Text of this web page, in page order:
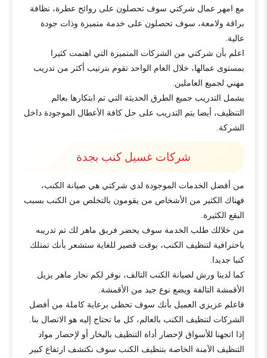
مع امهر عمال شركتي سوف تحصلون على روائح عطرة، نظافة
براقة ولامعة، سوف تحصلون على خدمة متميزة وذات جودة
عالية.
اعلم بأن شركتي من الشركات المتميزة التي اهتمت كثيرا
بمستوى عمالها، خلال العام الواحد تقوم بترتيب أكثر من تدريب
مهني لجميع العاملين.
يشمل التدريب جميع الطرق الحديثة التي تم ابتكارها بعالم
التنظيف، أيضا يتم التدريب على حل كافة الأعطال الموجودة داخل
الشركة.
شركات غسيل كنب بجدة
من أفضل الخدمات الموجودة لدي شركتي هي صيانة الكنب،
فهناك الكثير من الأشخاص من يقومون بالتخلص من الكنب بسبب
البقع الكثيرة.
من خلالك طلب الخدمة سوف يحضر فريق ماهر لك تم تدريبه
باحترافية لتنظيف الكنب، بوقت قصير للغاية ستشعر بأنك تمتلك
كنبا جديدا.
كما لدينا ورش لصيانة الكنب التالف، نوفر لكم نجار ماهر يزيل
الأقمشة التالفة ويضع نوع جيد من الأقمشة.
فاعلم عزيزي العميل بأنك سوف تحظى برعاية كاملة من أفضل
الشركات لتنظيف الكنب بالعالم، كل ما تحتاج إليه هو الاتصال بنا.
إذا اتجهنا للأسواق لإحضار أداة التنظيف بالبخار أو لإحضار مواد
التنظيف الآمنة الخاصة بتنظيف الكنب سوف نكتشف ارتفاع كبير